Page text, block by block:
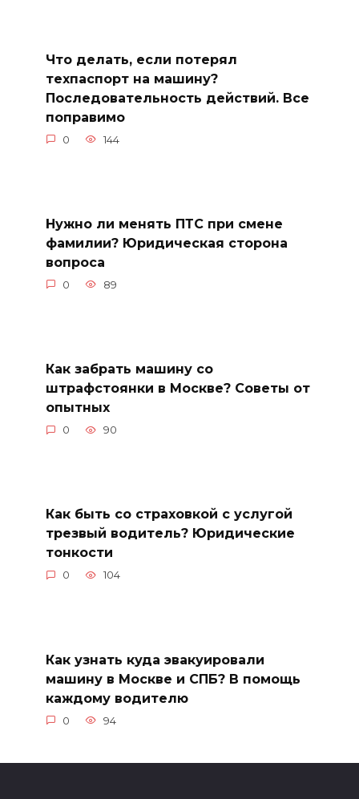
Что делать, если потерял
техпаспорт на машину?
Последовательность действий. Все
поправимо
0 144
Нужно ли менять ПТС при смене
фамилии? Юридическая сторона
вопроса
0 89
Как забрать машину со
штрафстоянки в Москве? Советы от
опытных
0 90
Как быть со страховкой с услугой
трезвый водитель? Юридические
тонкости
0 104
Как узнать куда эвакуировали
машину в Москве и СПБ? В помощь
каждому водителю
0 94